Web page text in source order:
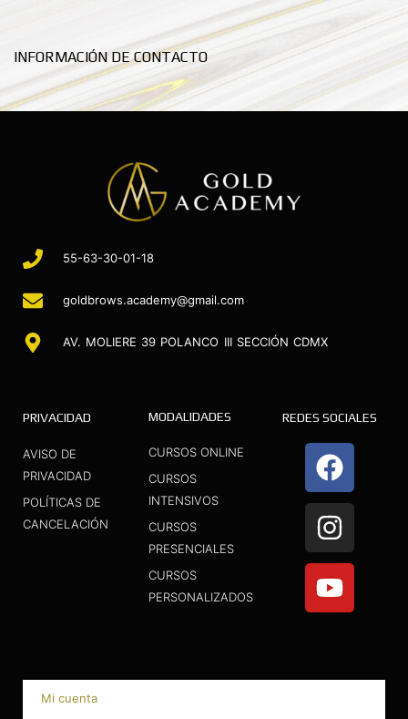
INFORMACIÓN DE CONTACTO
55-63-30-01-18
goldbrows.academy@gmail.com
AV. MOLIERE 39 POLANCO III SECCIÓN CDMX
PRIVACIDAD
AVISO DE
PRIVACIDAD
POLÍTICAS DE
CANCELACIÓN
MODALIDADES
CURSOS ONLINE
CURSOS
INTENSIVOS
CURSOS
PRESENCIALES
CURSOS
PERSONALIZADOS
REDES SOCIALES
F
a
c
e
b
o
o
I
n
s
t
a
g
r
m
Y
o
u
t
u
b
e
Mi cuenta